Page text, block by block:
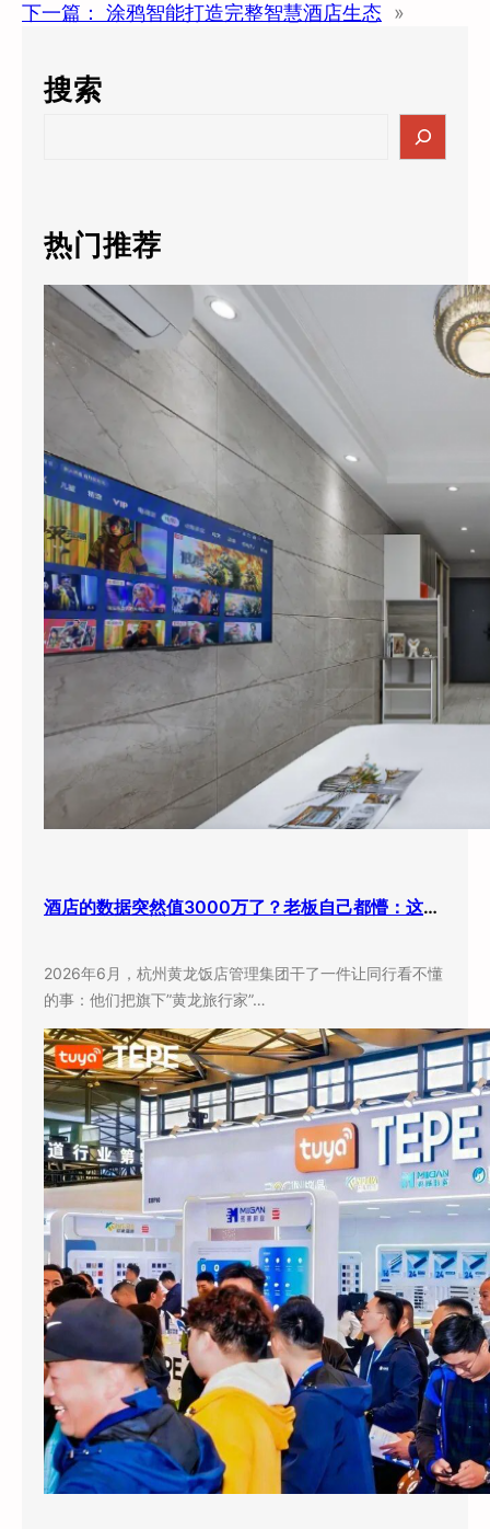
下一篇：
涂鸦智能打造完整智慧酒店生态 »
搜索
c
h
热门推荐
酒店的数据突然值3000万了？老板自己都懵：这玩意儿还能卖钱？
2026年6月，杭州黄龙饭店管理集团干了一件让同行看不懂
的事：他们把旗下”黄龙旅行家”…